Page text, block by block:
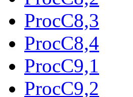
ProcC8,3
ProcC8,4
ProcC9,1
ProcC9,2